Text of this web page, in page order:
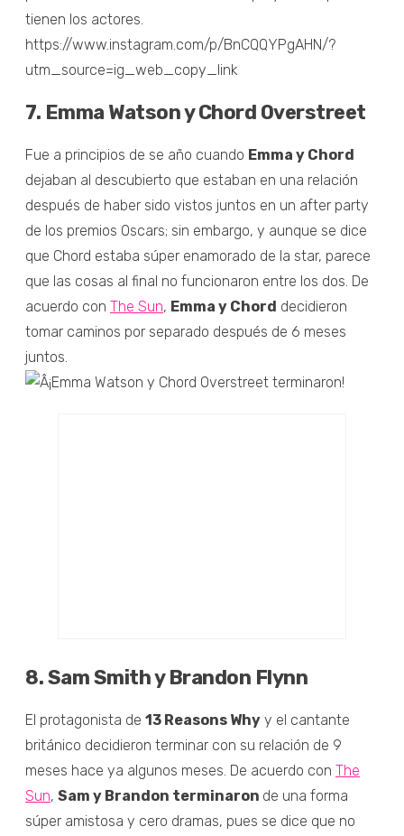
tienen los actores.
https://www.instagram.com/p/BnCQQYPgAHN/?
utm_source=ig_web_copy_link
7. Emma Watson y Chord Overstreet
Fue a principios de se año cuando Emma y Chord
dejaban al descubierto que estaban en una relación
después de haber sido vistos juntos en un after party
de los premios Oscars; sin embargo, y aunque se dice
que Chord estaba súper enamorado de la star, parece
que las cosas al final no funcionaron entre los dos. De
acuerdo con The Sun, Emma y Chord decidieron
tomar caminos por separado después de 6 meses
juntos.
8. Sam Smith y Brandon Flynn
El protagonista de 13 Reasons Why y el cantante
británico decidieron terminar con su relación de 9
meses hace ya algunos meses. De acuerdo con The
Sun, Sam y Brandon terminaron de una forma
súper amistosa y cero dramas, pues se dice que no